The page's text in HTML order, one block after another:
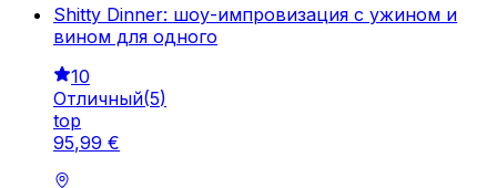
Shitty Dinner: шоу-импровизация с ужином и
вином для одного
10
Отличный(5)
top
95,99 €